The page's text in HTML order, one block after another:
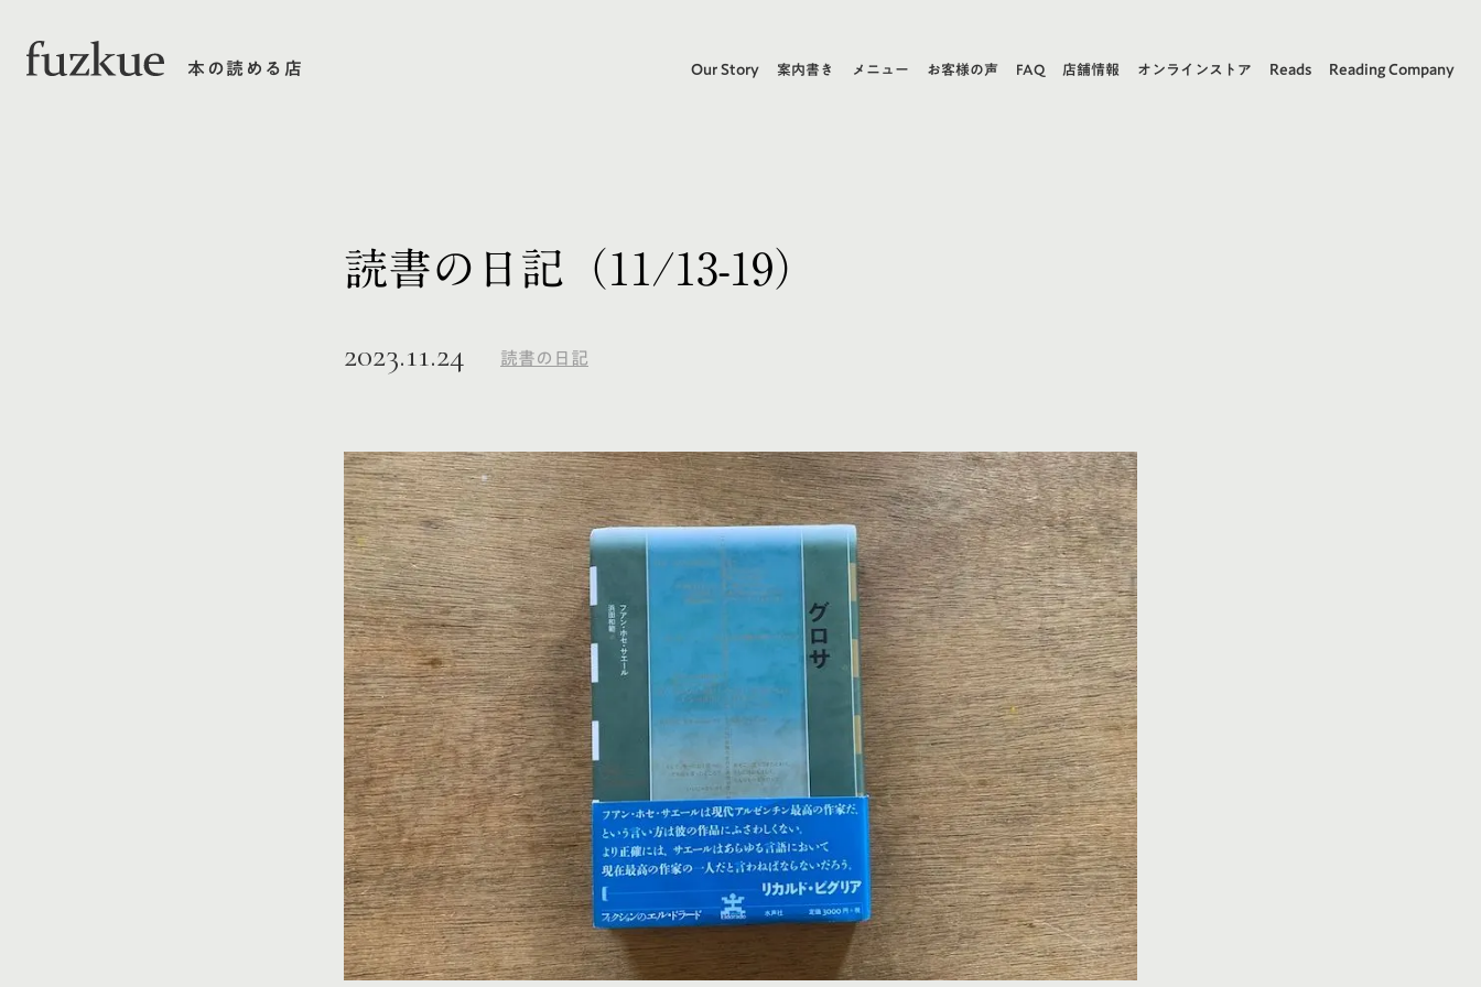
本の読める店 Our Story 案内書き メニュー お客様の声 FAQ 店舗情報 オンラインストア Reads Reading Company
読書の日記（11/13-19）
2023.11.24 読書の日記